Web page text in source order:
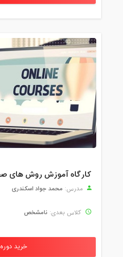
مدرس: محمد جواد اسکندری
کلاس بعدی: نامشخص
خرید دوره